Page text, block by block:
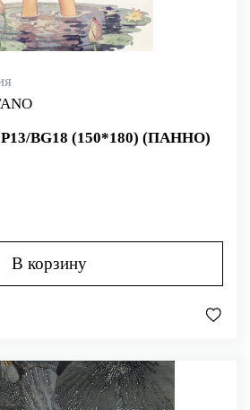
BG18 (150*180) (ПАННО)
В корзину